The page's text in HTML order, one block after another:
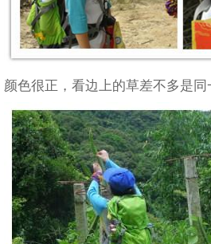
颜色很正，看边上的草差不多是同